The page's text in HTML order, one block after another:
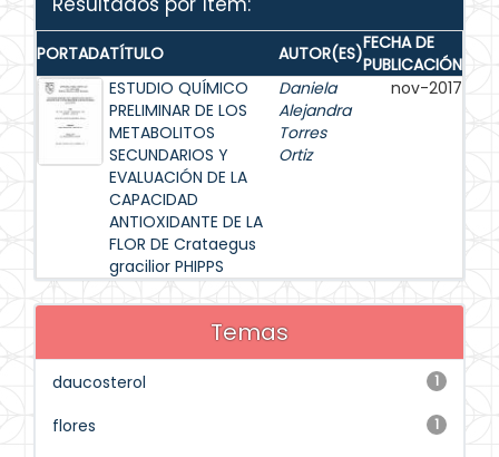
PORTADATÍTULO AUTOR(ES)FECHA DE
PUBLICACIÓN
ESTUDIO QUÍMICO
PRELIMINAR DE LOS
METABOLITOS
SECUNDARIOS Y
EVALUACIÓN DE LA
CAPACIDAD
ANTIOXIDANTE DE LA
FLOR DE Crataegus
gracilior PHIPPS
Daniela
Alejandra
Torres
Ortiz
nov-2017
Temas
1
daucosterol
1
flores